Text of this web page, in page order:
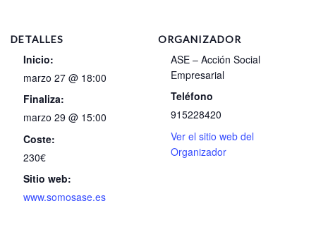
DETALLES
Inicio:
marzo 27 @ 18:00
Finaliza:
marzo 29 @ 15:00
Coste:
230€
Sitio web:
www.somosase.es
ORGANIZADOR
ASE – Acción Social
Empresarial
Teléfono
915228420
Ver el sitio web del
Organizador